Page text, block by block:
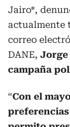
Jairo*,
actualmente
correo
DANE, Jorge
campaña
“Con el